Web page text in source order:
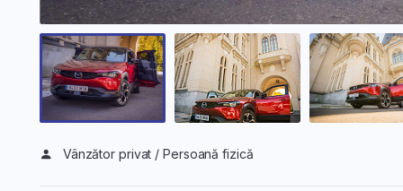
Vânzător privat / Persoană fizică